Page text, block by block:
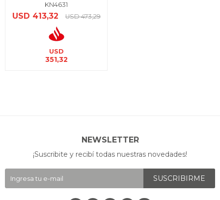
KN4631
USD 413,32 USD 473,29
USD
351,32
NEWSLETTER
¡Suscribite y recibí todas nuestras novedades!
SUSCRIBIRME